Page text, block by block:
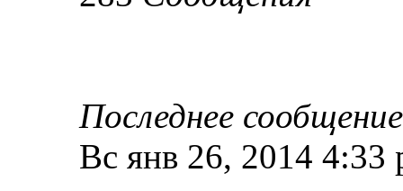
Последнее сообщение
Вс янв 26, 2014 4:33